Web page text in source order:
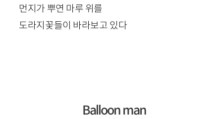
먼지가 뿌연 마루 위를
도라지꽃들이 바라보고 있다
Balloon man